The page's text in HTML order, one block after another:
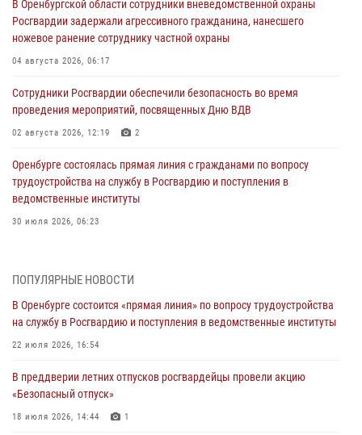
В Оренбургской области сотрудники вневедомственной охраны
Росгвардии задержали агрессивного гражданина, нанесшего
ножевое ранение сотруднику частной охраны
04 августа 2026, 06:17
Сотрудники Росгвардии обеспечили безопасность во время
проведения мероприятий, посвященных Дню ВДВ
02 августа 2026, 12:19 2
Оренбурге состоялась прямая линия с гражданами по вопросу
трудоустройства на службу в Росгвардию и поступления в
ведомственные институты
30 июля 2026, 06:23
28 июля 2026, 09:58 1
Росгвардейцы обеспечили правопорядок на праздновании Дня
ВМФ в Оренбурге
27 июля 2026, 09:41
Росгвардейцы предотвратили трагедию: спасен мужчина в тяжелой
жизненной ситуации (ВИДЕО)
26 июля 2026, 10:09 1
ПОПУЛЯРНЫЕ НОВОСТИ
В Оренбурге состоится «прямая линия» по вопросу трудоустройства
на службу в Росгвардию и поступления в ведомственные институты
22 июля 2026, 16:54
В преддверии летних отпусков росгвардейцы провели акцию
«Безопасный отпуск»
18 июля 2026, 14:44 1